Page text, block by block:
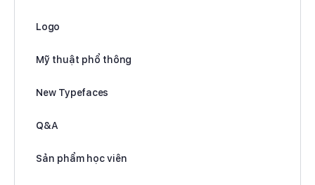
Logo
Mỹ thuật phổ thông
New Typefaces
Q&A
Sản phẩm học viên